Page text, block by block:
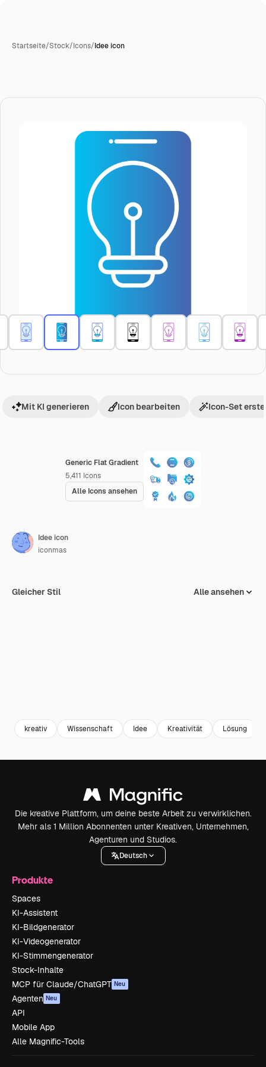
Startseite/Stock/Icons/Idee icon
Generic Flat Gradient
5,411 Icons
Alle Icons ansehen
Mit KI generieren Icon bearbeiten Icon-Set
Idee icon
iconmas
Gleicher Stil Alle ansehen
kreativ Wissenschaft Idee Kreativität Lösung
Die kreative Plattform, um deine beste Arbeit zu verwirklichen.
Mehr als 1 Million Abonnenten unter Kreativen, Unternehmen,
Agenturen und Studios.
Deutsch
Produkte
Spaces
KI-Assistent
KI-Bildgenerator
KI-Videogenerator
KI-Stimmengenerator
Stock-Inhalte
MCP für Claude/ChatGPT Neu
Agenten Neu
API
Mobile App
Alle Magnific-Tools